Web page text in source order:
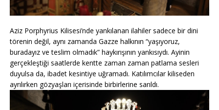
Aziz Porphyrius Kilisesi’nde yankılanan ilahiler sadece bir dini
törenin değil, aynı zamanda Gazze halkının “yaşıyoruz,
buradayız ve teslim olmadık” haykırışının yankısıydı. Ayinin
gerçekleştiği saatlerde kentte zaman zaman patlama sesleri
duyulsa da, ibadet kesintiye uğramadı. Katılımcılar kiliseden
ayrılırken gözyaşları içerisinde birbirlerine sarıldı.